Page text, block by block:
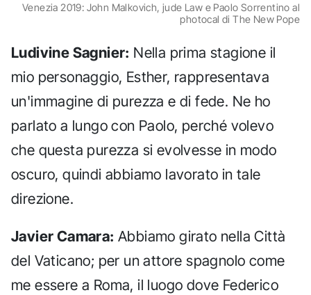
Venezia 2019: John Malkovich, jude Law e Paolo Sorrentino al
photocal di The New Pope
Ludivine Sagnier: Nella prima stagione il
mio personaggio, Esther, rappresentava
un'immagine di purezza e di fede. Ne ho
parlato a lungo con Paolo, perché volevo
che questa purezza si evolvesse in modo
oscuro, quindi abbiamo lavorato in tale
direzione.
Javier Camara: Abbiamo girato nella Città
del Vaticano; per un attore spagnolo come
me essere a Roma, il luogo dove Federico